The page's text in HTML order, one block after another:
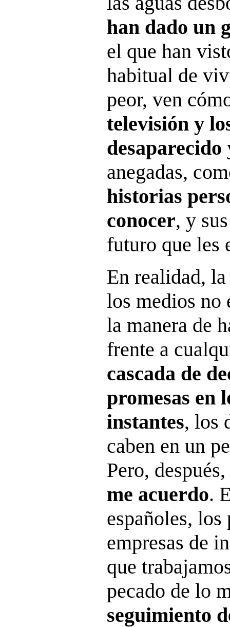
han dado un
el que han
habitual de
peor, ven
televisión y
desaparecido
anegadas,
historias
conocer, y
futuro que les
En realidad,
los medios no
la manera de
frente a
cascada de
promesas en
instantes, los
caben en un
Pero, después,
me acuerdo.
españoles,
empresas de
que
pecado de lo
seguimiento